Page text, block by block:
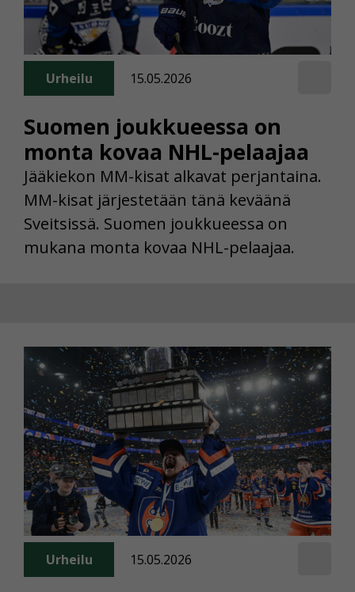
Suomen joukkueessa on
monta kovaa NHL-pelaajaa
Urheilu 15.05.2026
Jääkiekon MM-kisat alkavat perjantaina.
MM-kisat järjestetään tänä keväänä
Sveitsissä. Suomen joukkueessa on
mukana monta kovaa NHL-pelaajaa.
Urheilu 15.05.2026